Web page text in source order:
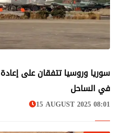
سوريا وروسيا تتفقان على
في الساحل
15 AUGUST 2025 08:01